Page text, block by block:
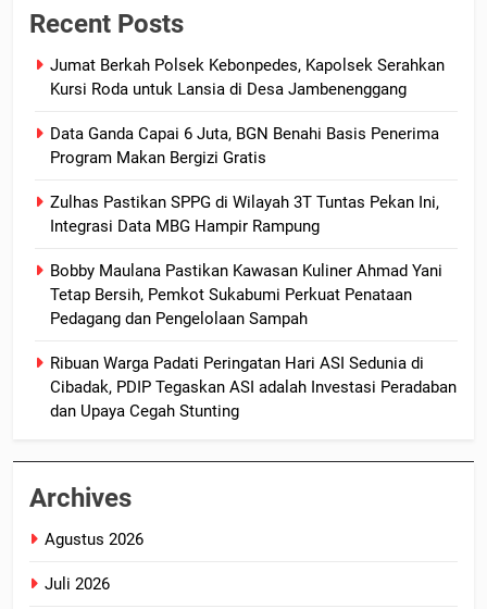
Recent Posts
Jumat Berkah Polsek Kebonpedes, Kapolsek Serahkan
Kursi Roda untuk Lansia di Desa Jambenenggang
Data Ganda Capai 6 Juta, BGN Benahi Basis Penerima
Program Makan Bergizi Gratis
Zulhas Pastikan SPPG di Wilayah 3T Tuntas Pekan Ini,
Integrasi Data MBG Hampir Rampung
Bobby Maulana Pastikan Kawasan Kuliner Ahmad Yani
Tetap Bersih, Pemkot Sukabumi Perkuat Penataan
Pedagang dan Pengelolaan Sampah
Ribuan Warga Padati Peringatan Hari ASI Sedunia di
Cibadak, PDIP Tegaskan ASI adalah Investasi Peradaban
dan Upaya Cegah Stunting
Archives
Agustus 2026
Juli 2026